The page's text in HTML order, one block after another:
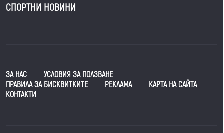
СПОРТНИ НОВИНИ
ЗА НАС
УСЛОВИЯ ЗА ПОЛЗВАНЕ
ПРАВИЛА ЗА БИСКВИТКИТЕ
РЕКЛАМА
КАРТА НА САЙТА
КОНТАКТИ